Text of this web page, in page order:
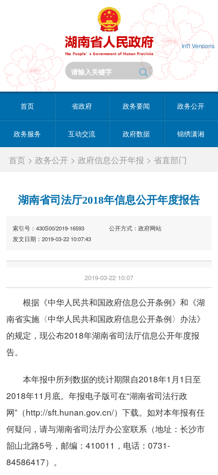
Int'l Versions
首页 省政府 政务要闻 政务公开
政务服务 互动交流 政府数据 锦绣潇湘
首页 >政务公开 >政府信息公开年报 > 省直部门
湖南省司法厅2018年信息公开年度报告
索引号：430S00/2019-16593
公开方式：政府网站
发文日期：2019-03-22 10:07:43
2019-03-22 10:07
根据《中华人民共和国政府信息公开条例》和《湖
南省实施〈中华人民共和国政府信息公开条例〉办法》
的规定，现公布2018年湖南省司法厅信息公开年度报
告。
本年报中所列数据的统计期限自2018年1月1日至
2018年11月底。年报电子版可在“湖南省司法行政
网”（http://sft.hunan.gov.cn/）下载。如对本年报有任
何疑问，请与湖南省司法厅办公室联系（地址：长沙市
韶山北路5号，邮编：410011，电话：0731-
84586417）。